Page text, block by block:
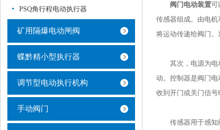
PSQ角行程电动执行器
矿用隔爆电动闸阀
蝶黔精小型执行器
调节型电动执行机构
手动阀门
阀门电动装置可
传感器组成。由电
将运动传递给阀门
其次，电源为电动
动。控制器是阀门
收到开门或关门信
传感器用于感知阀